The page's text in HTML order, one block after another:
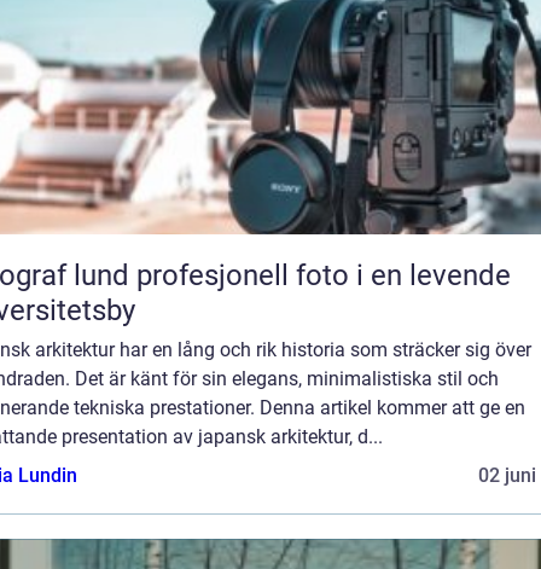
profesjonell foto i en levende
arkitektur har en lång och rik historia som sträcker sig över
Det är känt för sin elegans, minimalistiska stil och
tekniska prestationer. Denna artikel kommer att ge en
presentation av japansk arkitektur, d...
Lundin
02 juni